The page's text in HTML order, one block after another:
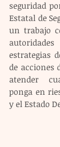
seguridad
Estatal de
un trabajo
estrategias
de acciones
atender
ponga en
y el Estado